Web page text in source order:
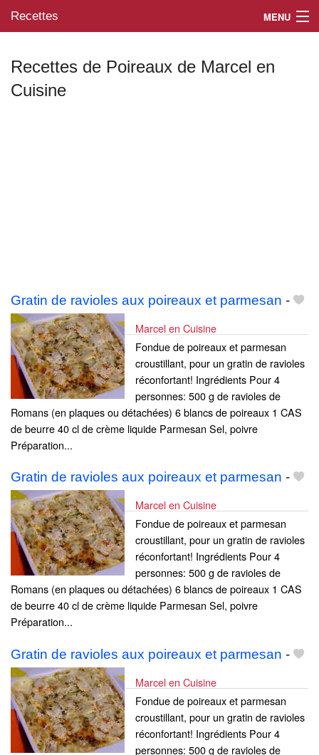
Recettes MENU
Mes blogs préférés
Recettes de Poireaux de Marcel en
Cuisine
Gratin de ravioles aux poireaux et parmesan -
Marcel en Cuisine
Fondue de poireaux et parmesan
croustillant, pour un gratin de ravioles
réconfortant! Ingrédients Pour 4
personnes: 500 g de ravioles de
Romans (en plaques ou détachées) 6 blancs de poireaux 1 CAS
de beurre 40 cl de crème liquide Parmesan Sel, poivre
Préparation...
Gratin de ravioles aux poireaux et parmesan -
Marcel en Cuisine
Fondue de poireaux et parmesan
croustillant, pour un gratin de ravioles
réconfortant! Ingrédients Pour 4
personnes: 500 g de ravioles de
Romans (en plaques ou détachées) 6 blancs de poireaux 1 CAS
de beurre 40 cl de crème liquide Parmesan Sel, poivre
Préparation...
Gratin de ravioles aux poireaux et parmesan -
Marcel en Cuisine
Fondue de poireaux et parmesan
croustillant, pour un gratin de ravioles
réconfortant! Ingrédients Pour 4
personnes: 500 g de ravioles de